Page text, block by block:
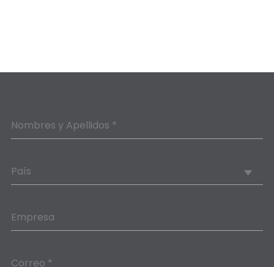
Nombres y Apellidos *
País
Empresa
Correo *